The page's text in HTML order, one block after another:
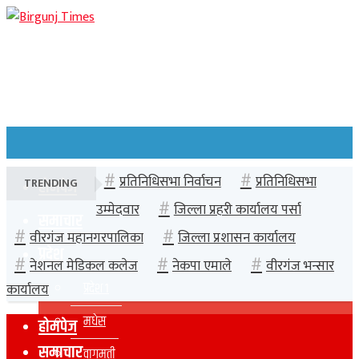
होमपेज
प्रदेश
मधेस
वागमती
TRENDING प्रतिनिधिसभा निर्वाचन
प्रतिनिधिसभा
उम्मेदवार
जिल्ला प्रहरी कार्यालय पर्सा
वीरगंज महानगरपालिका
जिल्ला प्रशासन कार्यालय
नेशनल मेडिकल कलेज
नेकपा एमाले
वीरगंज भन्सार
कार्यालय
होमपेज
समाचार